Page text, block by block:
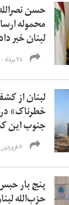
حسن
محموله
لبنان خبر داد
۲۸ مرداد ۱۴۰۰
لبنان از
خطرناک»
جنوب این
۶ فروردین ۱۴۰۰
پنج بار
حزب‌الله